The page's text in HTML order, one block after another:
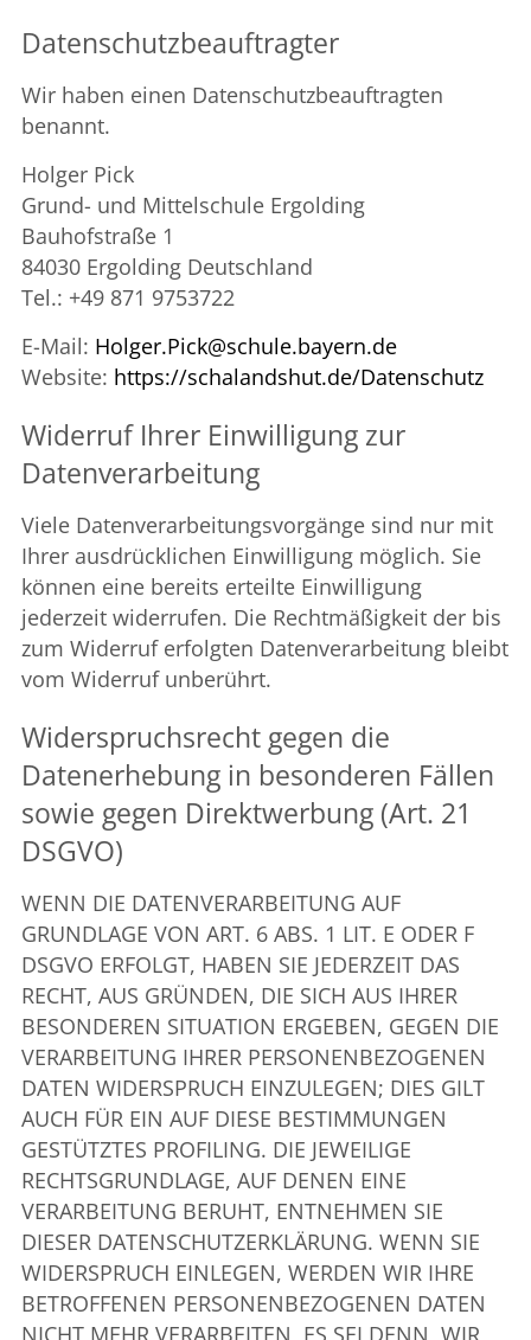
Datenschutz­beauftragter
Wir haben einen Datenschutzbeauftragten
benannt.
Holger Pick
Grund- und Mittelschule Ergolding
Bauhofstraße 1
84030 Ergolding Deutschland
Tel.: +49 871 9753722
E-Mail: Holger.Pick@schule.bayern.de
Website: https://schalandshut.de/Datenschutz
Widerruf Ihrer Einwilligung zur
Datenverarbeitung
Viele Datenverarbeitungsvorgänge sind nur mit
Ihrer ausdrücklichen Einwilligung möglich. Sie
können eine bereits erteilte Einwilligung
jederzeit widerrufen. Die Rechtmäßigkeit der bis
zum Widerruf erfolgten Datenverarbeitung bleibt
vom Widerruf unberührt.
Widerspruchsrecht gegen die
Datenerhebung in besonderen Fällen
sowie gegen Direktwerbung (Art. 21
DSGVO)
WENN DIE DATENVERARBEITUNG AUF
GRUNDLAGE VON ART. 6 ABS. 1 LIT. E ODER F
DSGVO ERFOLGT, HABEN SIE JEDERZEIT DAS
RECHT, AUS GRÜNDEN, DIE SICH AUS IHRER
BESONDEREN SITUATION ERGEBEN, GEGEN DIE
VERARBEITUNG IHRER PERSONENBEZOGENEN
DATEN WIDERSPRUCH EINZULEGEN; DIES GILT
AUCH FÜR EIN AUF DIESE BESTIMMUNGEN
GESTÜTZTES PROFILING. DIE JEWEILIGE
RECHTSGRUNDLAGE, AUF DENEN EINE
VERARBEITUNG BERUHT, ENTNEHMEN SIE
DIESER DATENSCHUTZERKLÄRUNG. WENN SIE
WIDERSPRUCH EINLEGEN, WERDEN WIR IHRE
BETROFFENEN PERSONENBEZOGENEN DATEN
NICHT MEHR VERARBEITEN, ES SEI DENN, WIR